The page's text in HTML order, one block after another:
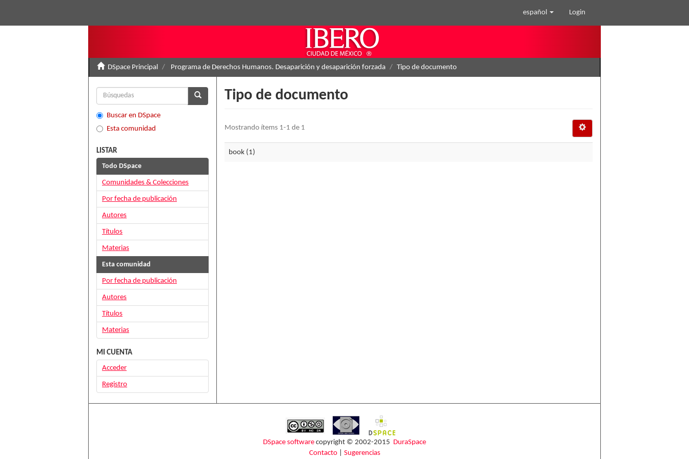
español Login
DSpace Principal Programa de Derechos Humanos. Desaparición y desaparición forzada Tipo de documento
Tipo de documento
Mostrando ítems 1-1 de 1
book (1)
Buscar en DSpace
Esta comunidad
LISTAR
Todo DSpace
Comunidades & Colecciones
Por fecha de publicación
Autores
Títulos
Materias
Esta comunidad
Por fecha de publicación
Autores
Títulos
Materias
MI CUENTA
Acceder
Registro
DSpace software copyright © 2002-2015 DuraSpace
Contacto| Sugerencias